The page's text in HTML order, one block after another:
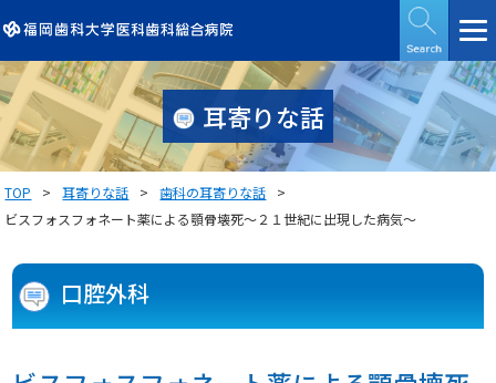
耳寄りな話
TOP 耳寄りな話
歯科の耳寄りな話
ビスフォスフォネート薬による顎骨壊死～２１世紀に出現した病気～
口腔外科